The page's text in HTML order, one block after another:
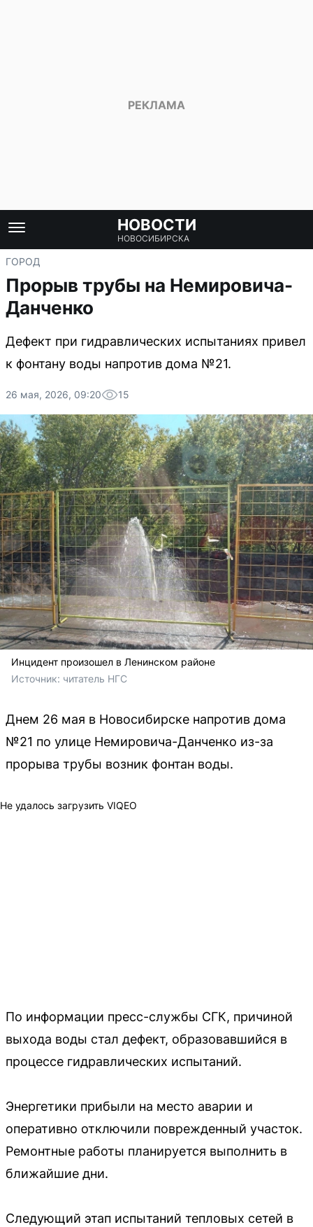
НОВОСТИ
НОВОСИБИРСКА
ГОРОД
Прорыв трубы на Немировича-
Данченко
Дефект при гидравлических испытаниях привел
к фонтану воды напротив дома №21.
26 мая, 2026, 09:20 15
Инцидент произошел в Ленинском районе
Источник: читатель НГС
Днем 26 мая в Новосибирске напротив дома
№21 по улице Немировича-Данченко из-за
прорыва трубы возник фонтан воды.
Не удалось загрузить VIQEO
По информации пресс-службы СГК, причиной
выхода воды стал дефект, образовавшийся в
процессе гидравлических испытаний.
Энергетики прибыли на место аварии и
оперативно отключили поврежденный участок.
Ремонтные работы планируется выполнить в
ближайшие дни.
Следующий этап испытаний тепловых сетей в